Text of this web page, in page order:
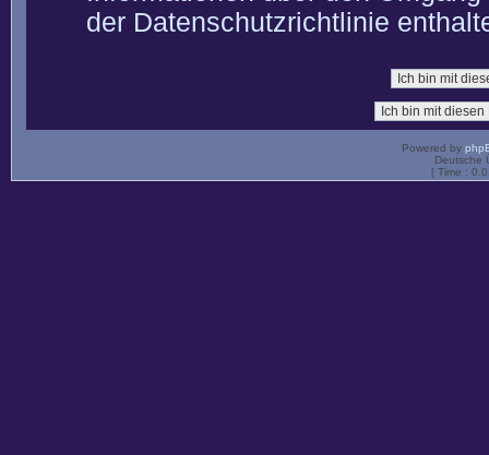
der Datenschutzrichtlinie
Powered by
Deutsche
[ Time :